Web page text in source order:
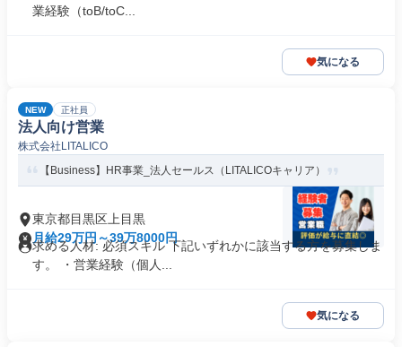
業経験（toB/toC...
気になる
NEW 正社員
法人向け営業
株式会社LITALICO
【Business】HR事業_法人セールス（LITALICOキャリア）
東京都目黒区上目黒
月給29万円～39万8000円
求める人材: 必須スキル 下記いずれかに該当する方を募集しま
す。 ・営業経験（個人...
気になる